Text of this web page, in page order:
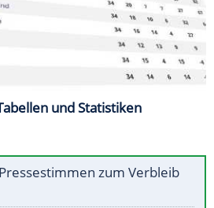
und Statistiken
zum Verbleib